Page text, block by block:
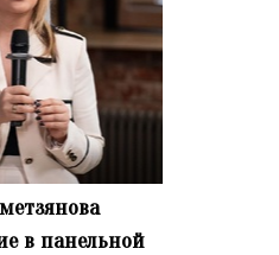
в панельной